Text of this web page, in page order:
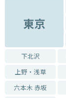
東京
下北沢
上野・浅草
六本木 赤坂